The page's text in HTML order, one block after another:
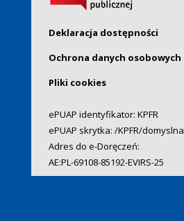
Deklaracja dostępności
Ochrona danych osobowych
Pliki cookies
ePUAP identyfikator: KPFR
ePUAP skrytka: /KPFR/domyslna
Adres do e-Doręczeń:
AE:PL-69108-85192-EVIRS-25